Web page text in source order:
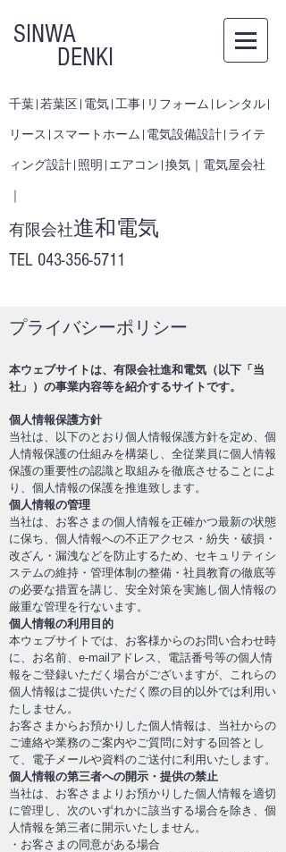
SINWA
DENKI
千葉|若葉区|電気|工事|リフォーム|レンタル|
リース|スマートホーム|電気設備設計|ライテ
ィング設計|照明|エアコン|換気｜電気屋会社
有限会社進和電気
​TEL 043-356-5711
​プライバシーポリシー
本ウェブサイトは、有限会社進和電気（以下「当
社」）の事業内容等を紹介するサイトです。
個人情報保護方針
当社は、以下のとおり個人情報保護方針を定め、個
人情報保護の仕組みを構築し、全従業員に個人情報
保護の重要性の認識と取組みを徹底させることによ
り、個人情報の保護を推進致します。
個人情報の管理
当社は、お客さまの個人情報を正確かつ最新の状態
に保ち、個人情報への不正アクセス・紛失・破損・
改ざん・漏洩などを防止するため、セキュリティシ
ステムの維持・管理体制の整備・社員教育の徹底等
の必要な措置を講じ、安全対策を実施し個人情報の
厳重な管理を行ないます。
個人情報の利用目的
本ウェブサイトでは、お客様からのお問い合わせ時
に、お名前、e-mailアドレス、電話番号等の個人情
報をご登録いただく場合がございますが、これらの
個人情報はご提供いただく際の目的以外では利用い
たしません。
お客さまからお預かりした個人情報は、当社からの
ご連絡や業務のご案内やご質問に対する回答とし
て、電子メールや資料のご送付に利用いたします。
個人情報の第三者への開示・提供の禁止
当社は、お客さまよりお預かりした個人情報を適切
に管理し、次のいずれかに該当する場合を除き、個
人情報を第三者に開示いたしません。
・お客さまの同意がある場合